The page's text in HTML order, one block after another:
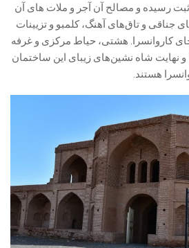
رسیده و مصالح آن آجر و ملات های آن
جناقی و تاق‌های آهنگ، کلمبو و تزیینات
کاروانسرا. هشتی، حیاط مرکزی و غرفه
نهایت شاه نشین‌های زیبای این ساختمان
هستند.